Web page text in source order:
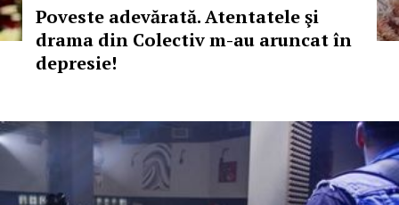
Poveste adevărată. Atentatele şi
drama din Colectiv m-au aruncat în
depresie!